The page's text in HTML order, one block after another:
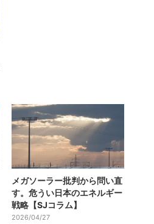
メガソーラー批判から問い直
す。危うい日本のエネルギー
戦略【SJコラム】
2026/04/27